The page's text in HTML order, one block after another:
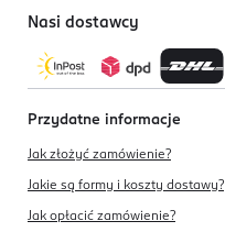
Nasi dostawcy
Przydatne informacje
Jak złożyć zamówienie?
Jakie są formy i koszty dostawy?
Jak opłacić zamówienie?